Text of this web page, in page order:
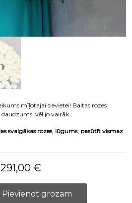
mīļotajai sievietei! Baltas rozes
vēl jo vairāk.
svaigākas rozes, lūgums, pasūtīt vismaz
291,00 €
Pievienot grozam